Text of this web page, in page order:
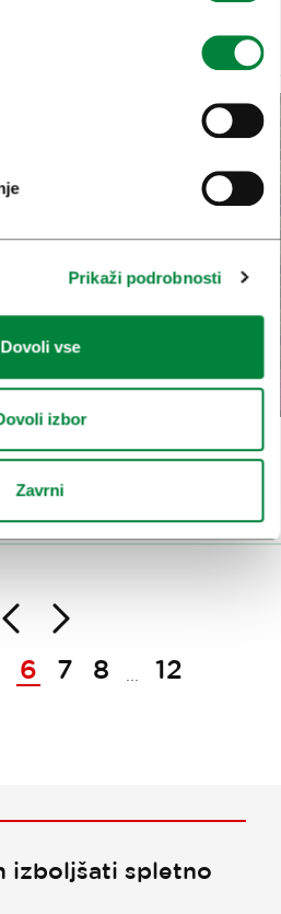
Prikaži podrobnosti
Dovoli vse
izbor
Zavrni
GOURMET
NazajNaprej
6 7 8 12
izboljšati spletno